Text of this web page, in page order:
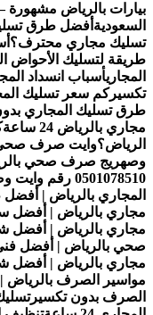
بيارات بالرياض
السعودية أفضل طرق
تسليك مجاري محترف؟
طريقة لتسليك الأحواض
المجاريأسباب انسداد
تكسيركم سعر تسليك
طرق تسليك المجاري
مجاري بالرياض 24 ساعة
الرياض؟
وصهريج صرف صحي
0501078510 رقم وايت وصهريج صرف صحي بالرياض
المجاري بالرياض |
مجاري بالرياض | أفضل سباك
مجاري بالرياض | أفضل شركة
صحي بالرياض | أفضل فني
مجاري بالرياض | أفضل
مواسير الصرف
الصرف بدون تكسير